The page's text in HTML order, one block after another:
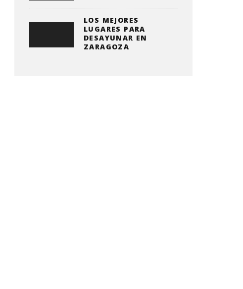
LOS MEJORES
LUGARES PARA
DESAYUNAR EN
ZARAGOZA